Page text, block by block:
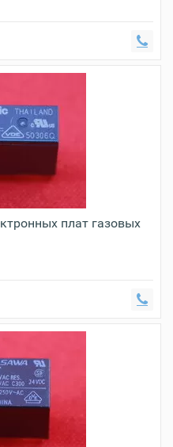
плат газовых